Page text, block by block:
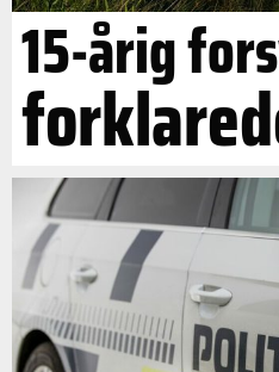
15-årig